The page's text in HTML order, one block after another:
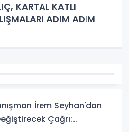
KARTAL KATLI
ADIM ADIM
İrem Seyhan'dan
Çağrı: